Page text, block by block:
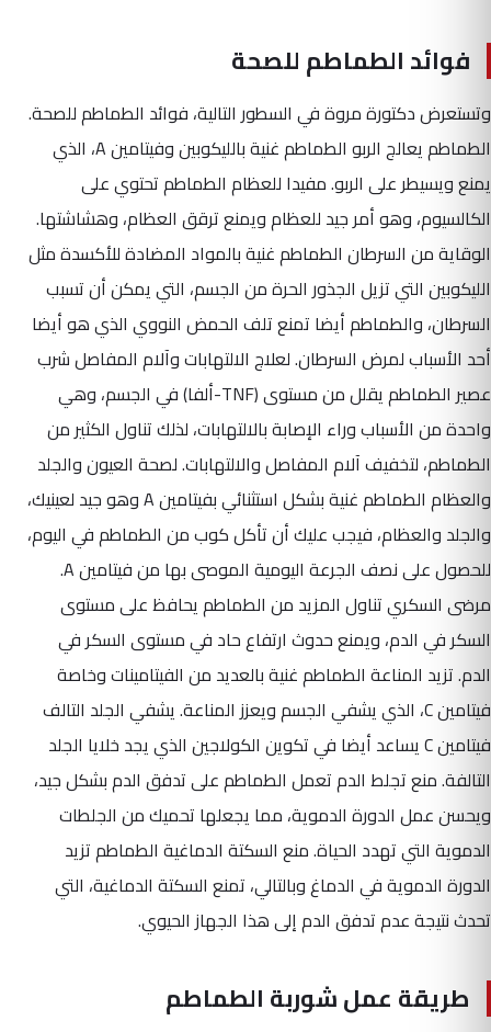
فوائد الطماطم للصحة
وتستعرض دكتورة مروة في السطور التالية، فوائد الطماطم للصحة.
الطماطم يعالج الربو الطماطم غنية بالليكوبين وفيتامين A، الذي
يمنع ويسيطر على الربو. مفيدا للعظام الطماطم تحتوي على
الكالسيوم، وهو أمر جيد للعظام ويمنع ترقق العظام، وهشاشتها.
الوقاية من السرطان الطماطم غنية بالمواد المضادة للأكسدة مثل
الليكوبين التي تزيل الجذور الحرة من الجسم، التي يمكن أن تسبب
السرطان، والطماطم أيضا تمنع تلف الحمض النووي الذي هو أيضا
أحد الأسباب لمرض السرطان. لعلاج الالتهابات وآلام المفاصل شرب
عصير الطماطم يقلل من مستوى (TNF-ألفا) في الجسم، وهي
واحدة من الأسباب وراء الإصابة بالالتهابات، لذلك تناول الكثير من
الطماطم، لتخفيف آلام المفاصل والالتهابات. لصحة العيون والجلد
والعظام الطماطم غنية بشكل استثنائي بفيتامين A وهو جيد لعينيك،
والجلد والعظام، فيجب عليك أن تأكل كوب من الطماطم في اليوم،
للحصول على نصف الجرعة اليومية الموصى بها من فيتامين A.
مرضى السكري تناول المزيد من الطماطم يحافظ على مستوى
السكر في الدم، ويمنع حدوث ارتفاع حاد في مستوى السكر في
الدم. تزيد المناعة الطماطم غنية بالعديد من الفيتامينات وخاصة
فيتامين C، الذي يشفي الجسم ويعزز المناعة. يشفي الجلد التالف
فيتامين C يساعد أيضا في تكوين الكولاجين الذي يجد خلايا الجلد
التالفة. منع تجلط الدم تعمل الطماطم على تدفق الدم بشكل جيد،
ويحسن عمل الدورة الدموية، مما يجعلها تحميك من الجلطات
الدموية التي تهدد الحياة. منع السكتة الدماغية الطماطم تزيد
الدورة الدموية في الدماغ وبالتالي، تمنع السكتة الدماغية، التي
تحدث نتيجة عدم تدفق الدم إلى هذا الجهاز الحيوي.
طريقة عمل شوربة الطماطم